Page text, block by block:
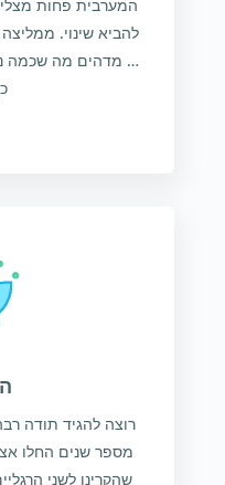
המערבית פחות
להביא שינוי.
… מדהים מה שכמה
רוצה להגיד תודה
מספר שנים החלו